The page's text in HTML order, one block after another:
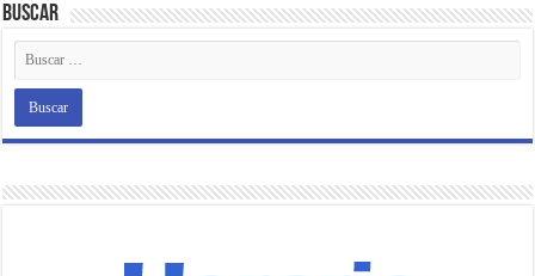
Buscar